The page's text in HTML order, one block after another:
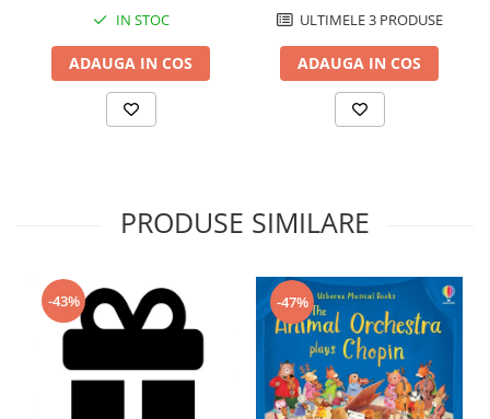
IN STOC
ADAUGA IN COS
ULTIMELE 3 PRODUSE
ADAUGA IN COS
PRODUSE SIMILARE
-43% -47%